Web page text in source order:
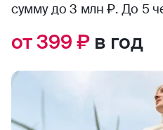
сумму до 3 млн ₽. До 5
от 399 ₽в год